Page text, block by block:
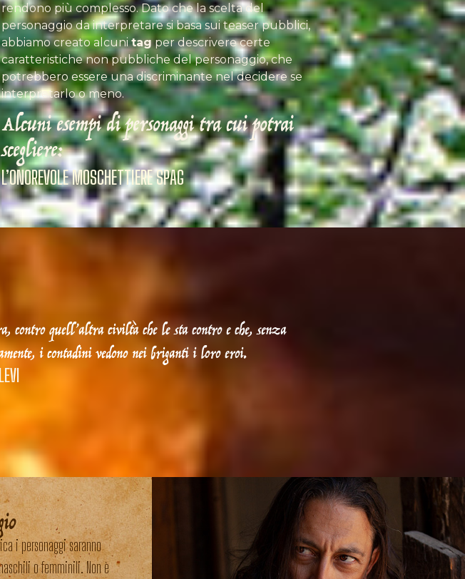
rendono più complesso. Dato che la scelta del
personaggio da interpretare si basa sui teaser pubblici,
abbiamo creato alcunitagper descrivere certe
caratteristiche non pubbliche del personaggio, che
potrebbero essere una discriminante nel decidere se
interpretarlo o meno.
Alcuni esempi di personaggi tra cui potrai
scegliere:
LA COMMARA CHE CO
contro quell’altra civiltà che le sta contro e che, senza
i contadini vedono nei briganti i loro eroi.
i personaggi saranno
o femminili. Non è